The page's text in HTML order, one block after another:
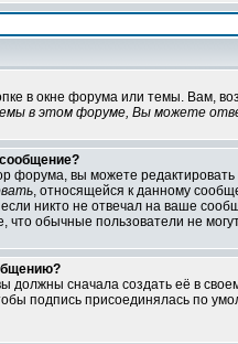
в окне форума или темы. Вам,
в этом форуме, Вы можете
форума, вы можете
, относящейся к данному
никто не отвечал на ваше
что обычные пользователи не
должны сначала создать её в
подпись присоединялась по